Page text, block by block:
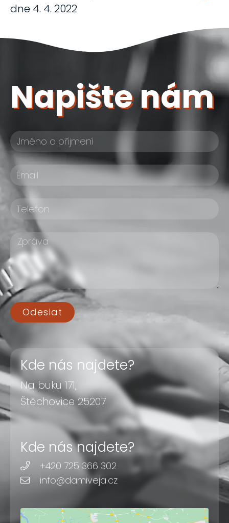
dne 4. 4. 2022
Napište nám
Odeslat
Kde nás najdete?
Na buku 171,
Štěchovice 25207
Kde nás najdete?
+420 725 366 302
info@damiveja.cz